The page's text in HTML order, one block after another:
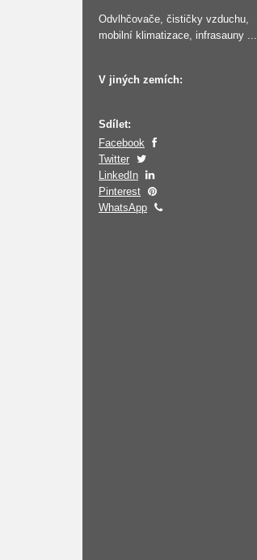
Odvlhčovače, čističky vzduchu,
mobilní klimatizace, infrasauny ...
V jiných zemích:
Sdílet:
Facebook
Twitter
LinkedIn
Pinterest
WhatsApp